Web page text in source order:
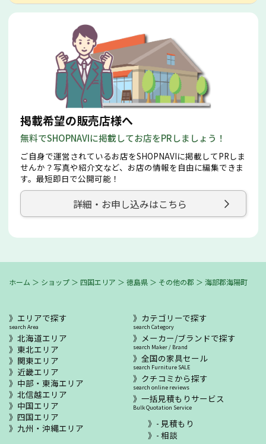
掲載希望の販売店様へ
無料でSHOPNAVIに掲載してお店をPRしましょう！
ご自身で運営されているお店をSHOPNAVIに掲載してPRしま
せんか？写真や紹介文など、お店の情報を自由に編集できま
す。最短即日で公開可能！
詳細・お申し込みはこちら
ホーム ＞ ショップ ＞ 四国エリア ＞ 徳島県 ＞ その他の郡 ＞ 海部郡海陽町
エリアで探す
search Area
北海道エリア
東北エリア
関東エリア
近畿エリア
中部・東海エリア
北信越エリア
中国エリア
四国エリア
九州・沖縄エリア
カテゴリーで探す
search Category
メーカー/ブランドで探す
search Maker / Brand
全国の家具セール
search Furniture SALE
クチコミから探す
search online reviews
一括見積もりサービス
Bulk Quotation Service
- 見積もり
- 相談